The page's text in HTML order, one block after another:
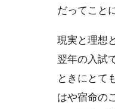
だってこと
現実と理想
翌年の入試
ときにとて
はや宿命の